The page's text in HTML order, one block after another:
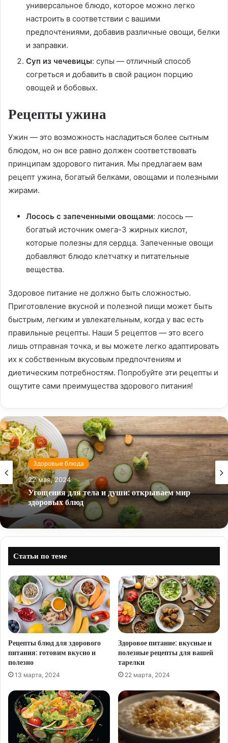
универсальное блюдо, которое можно легко
настроить в соответствии с вашими
предпочтениями, добавив различные овощи, белки
и заправки.
Суп из чечевицы: супы — отличный способ
согреться и добавить в свой рацион порцию
овощей и бобовых.
Рецепты ужина
Ужин — это возможность насладиться более сытным
блюдом, но он все равно должен соответствовать
принципам здорового питания. Мы предлагаем вам
рецепт ужина, богатый белками, овощами и полезными
жирами.
Лосось с запеченными овощами: лосось —
богатый источник омега-3 жирных кислот,
которые полезны для сердца. Запеченные овощи
добавляют блюдо клетчатку и питательные
вещества.
Здоровое питание не должно быть сложностью.
Приготовление вкусной и полезной пищи может быть
быстрым, легким и увлекательным, когда у вас есть
правильные рецепты. Наши 5 рецептов — это всего
лишь отправная точка, и вы можете легко адаптировать
их к собственным вкусовым предпочтениям и
диетическим потребностям. Попробуйте эти рецепты и
ощутите сами преимущества здорового питания!
Здоровые блюда
22 мая, 2024
Угощения для тела и души: открываем мир
здоровых блюд
Статьи по теме
Рецепты блюд для здорового
питания: готовим вкусно и
полезно
13 марта, 2024
Здоровое питание: вкусные и
полезные рецепты для вашей
тарелки
22 марта, 2024